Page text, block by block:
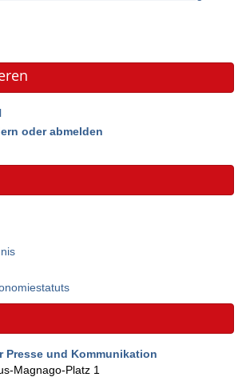
oder abmelden
Presse und Kommunikation
Magnago-Platz 1